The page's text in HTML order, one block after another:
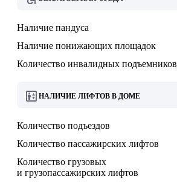
Наличие пандуса
Наличие понижающих площадок
Количество инвалидных подъемников
НАЛИЧИЕ ЛИФТОВ В ДОМЕ
Количество подъездов
Количество пассажирских лифтов
Количество грузовых
и грузопассажирских лифтов